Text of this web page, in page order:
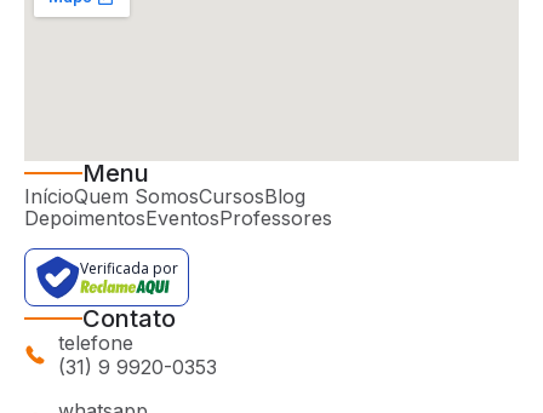
Menu
InícioQuem SomosCursosBlog
DepoimentosEventosProfessores
Verificada por
Contato
telefone
(31) 9 9920-0353